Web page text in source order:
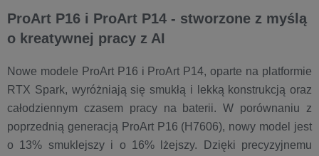
ProArt P16 i ProArt P14 - stworzone z myślą
o kreatywnej pracy z AI
Nowe modele ProArt P16 i ProArt P14, oparte na platformie
RTX Spark, wyróżniają się smukłą i lekką konstrukcją oraz
całodziennym czasem pracy na baterii. W porównaniu z
poprzednią generacją ProArt P16 (H7606), nowy model jest
o 13% smuklejszy i o 16% lżejszy. Dzięki precyzyjnemu